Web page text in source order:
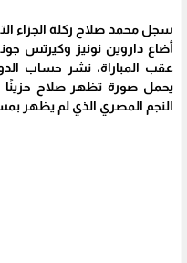
سجل محمد صلاح ركلة الجزاء
أضاع داروين نونيز وكيرتس جونز
عقب المباراة، نشر حساب
يحمل صورة تظهر صلاح حزينًا
النجم المصري الذي لم يظهر